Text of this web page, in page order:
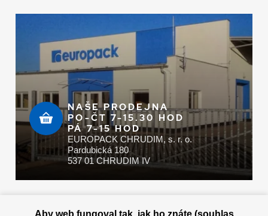
NAŠE PRODEJNA
PO-ČT 7-15.30 HOD
PÁ 7-15 HOD
EUROPACK CHRUDIM, s. r. o.
Pardubická 180
537 01 CHRUDIM IV
Aby web fungoval tak, jak ho znáte (souhlas